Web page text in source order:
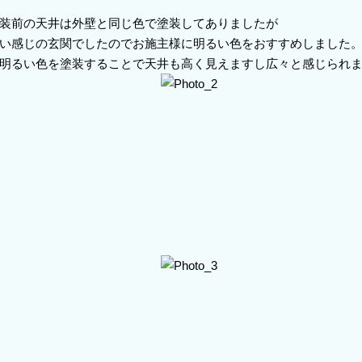
前の天井は外壁と同じ色で塗装してありましたが
感じの玄関でしたのでお施主様に明るい色をおすすめしました。
るい色を塗装することで天井も高く見えますし広々と感じられま